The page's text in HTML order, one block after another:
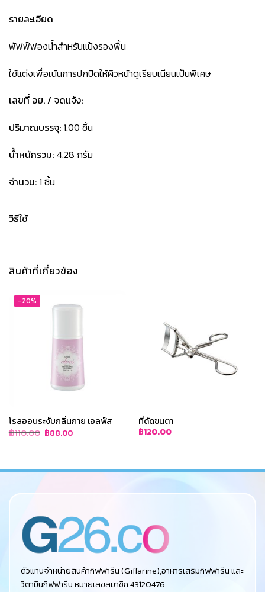
รายละเอียด
พัฟฟ์ฟองน้ำสำหรับแป้งรองพื้น
ใช้แต่งเพื่อเน้นการปกปิดให้ผิวหน้าดูเรียบเนียนเป็นพิเศษ
เลขที่ อย. / จดแจ้ง:
ปริมาณบรรจุ: 1.00 ชิ้น
น้ำหนักรวม: 4.28 กรัม
จำนวน: 1 ชิ้น
วิธีใช้
สินค้าที่เกี่ยวข้อง
-20%
โรลออนระงับกลิ่นกาย เอลฟ์ส
฿110.00 Original
price
฿88.00Current
price
ที่ดัดขนตา
฿120.00
ตัวแทนจำหน่ายสินค้ากิฟฟารีน (Giffarine),อาหารเสริมกิฟฟารีน และ
วิตามินกิฟฟารีน หมายเลขสมาชิก 43120476